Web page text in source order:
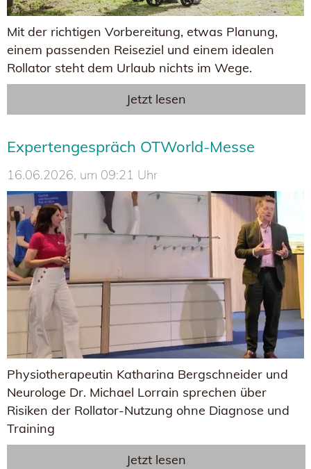
Mit der richtigen Vorbereitung, etwas Planung,
einem passenden Reiseziel und einem idealen
Rollator steht dem Urlaub nichts im Wege.
Jetzt lesen
Expertengespräch OTWorld-Messe
16.06.2026, um 09:21 Uhr
Physiotherapeutin Katharina Bergschneider und
Neurologe Dr. Michael Lorrain sprechen über
Risiken der Rollator-Nutzung ohne Diagnose und
Training
Jetzt lesen